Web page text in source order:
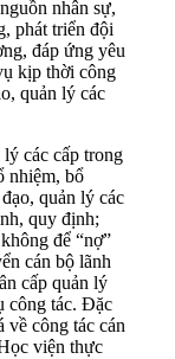
nhân sự,
phát triển đội
đáp ứng yêu
kịp thời công
quản lý các
các cấp trong
nhiệm, bổ
quản lý các
quy định;
để “nợ”
cán bộ lãnh
cấp quản lý
công tác. Đặc
về công tác cán
viện thực